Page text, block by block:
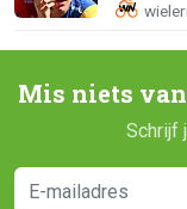
Mis niets
Schrijf